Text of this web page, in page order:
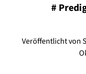
#
Veröffentlicht von